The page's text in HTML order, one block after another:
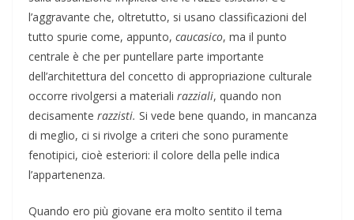
l’aggravante che, oltretutto, si usano classificazioni del
tutto spurie come, appunto, caucasico, ma il punto
centrale è che per puntellare parte importante
dell’architettura del concetto di appropriazione culturale
occorre rivolgersi a materiali razziali, quando non
decisamente razzisti. Si vede bene quando, in mancanza
di meglio, ci si rivolge a criteri che sono puramente
fenotipici, cioè esteriori: il colore della pelle indica
l’appartenenza.
Quando ero più giovane era molto sentito il tema